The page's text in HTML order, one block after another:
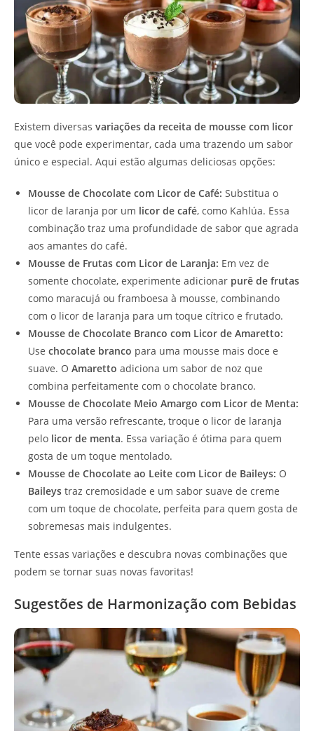
Existem diversas variações da receita de mousse com licor
que você pode experimentar, cada uma trazendo um sabor
único e especial. Aqui estão algumas deliciosas opções:
Mousse de Chocolate com Licor de Café: Substitua o
licor de laranja por um licor de café, como Kahlúa. Essa
combinação traz uma profundidade de sabor que agrada
aos amantes do café.
Mousse de Frutas com Licor de Laranja: Em vez de
somente chocolate, experimente adicionar purê de frutas
como maracujá ou framboesa à mousse, combinando
com o licor de laranja para um toque cítrico e frutado.
Mousse de Chocolate Branco com Licor de Amaretto:
Use chocolate branco para uma mousse mais doce e
suave. O Amaretto adiciona um sabor de noz que
combina perfeitamente com o chocolate branco.
Mousse de Chocolate Meio Amargo com Licor de Menta:
Para uma versão refrescante, troque o licor de laranja
pelo licor de menta. Essa variação é ótima para quem
gosta de um toque mentolado.
Mousse de Chocolate ao Leite com Licor de Baileys: O
Baileys traz cremosidade e um sabor suave de creme
com um toque de chocolate, perfeita para quem gosta de
sobremesas mais indulgentes.
Tente essas variações e descubra novas combinações que
podem se tornar suas novas favoritas!
Sugestões de Harmonização com Bebidas